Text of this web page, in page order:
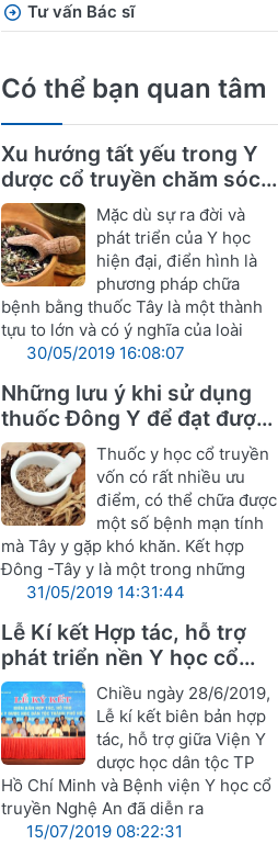
Tư vấn Bác sĩ
Có thể bạn quan tâm
Xu hướng tất yếu trong Y
dược cổ truyền chăm sóc
sức khỏe Mặc dù sự ra đời và
phát triển của Y học
hiện đại, điển hình là
phương pháp chữa
bệnh bằng thuốc Tây là một thành
tựu to lớn và có ý nghĩa của loài
30/05/2019 16:08:07
Những lưu ý khi sử dụng
thuốc Đông Y để đạt được
hiệu quả tốt nhấtThuốc y học cổ truyền
vốn có rất nhiều ưu
điểm, có thể chữa được
một số bệnh mạn tính
mà Tây y gặp khó khăn. Kết hợp
Đông -Tây y là một trong những
31/05/2019 14:31:44
Lễ Kí kết Hợp tác, hỗ trợ
phát triển nền Y học cổ
truyền Nghệ AnChiều ngày 28/6/2019,
Lễ kí kết biên bản hợp
tác, hỗ trợ giữa Viện Y
dược học dân tộc TP
Hồ Chí Minh và Bệnh viện Y học cổ
truyền Nghệ An đã diễn ra
15/07/2019 08:22:31